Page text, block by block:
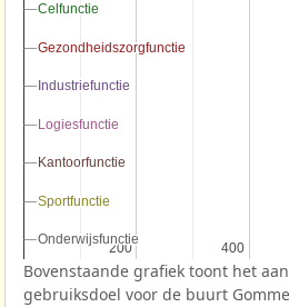
200
200 400
400
Celfunctie
Celfunctie
Gezondheidszorgfunctie
Gezondheidszorgfunctie
Industriefunctie
Industriefunctie
Logiesfunctie
Logiesfunctie
Kantoorfunctie
Kantoorfunctie
Sportfunctie
Sportfunctie
Onderwijsfunctie
Onderwijsfunctie
Bovenstaande grafiek toont het
gebruiksdoel voor de buurt